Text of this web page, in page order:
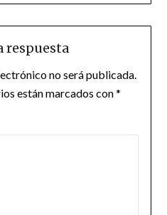
respuesta
no será publicada.
están marcados con*